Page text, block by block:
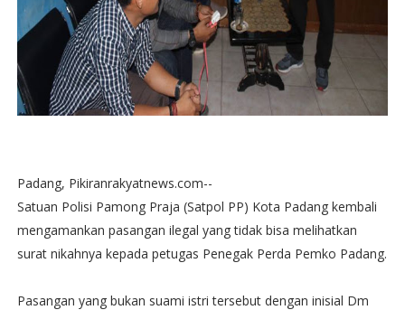
Padang, Pikiranrakyatnews.com--
Satuan Polisi Pamong Praja (Satpol PP) Kota Padang kembali
mengamankan pasangan ilegal yang tidak bisa melihatkan
surat nikahnya kepada petugas Penegak Perda Pemko Padang.
Pasangan yang bukan suami istri tersebut dengan inisial Dm